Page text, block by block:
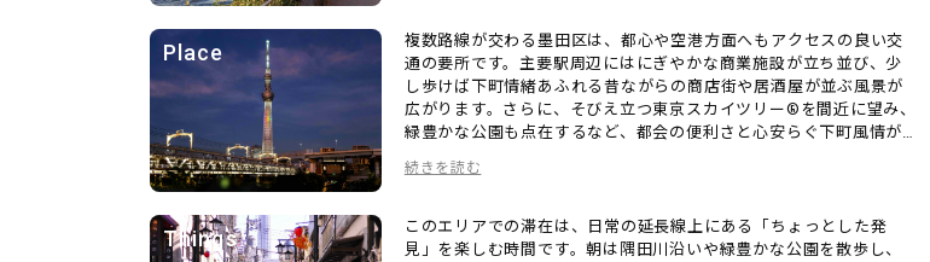
Place
複数路線が交わる墨田区は、都心や空港方面へもアクセスの良い交
通の要所です。主要駅周辺にはにぎやかな商業施設が立ち並び、少
し歩けば下町情緒あふれる昔ながらの商店街や居酒屋が並ぶ風景が
広がります。さらに、そびえ立つ東京スカイツリー®を間近に望み、
緑豊かな公園も点在するなど、都会の便利さと心安らぐ下町風情が
続きを読む
Things
このエリアでの滞在は、日常の延長線上にある「ちょっとした発
見」を楽しむ時間です。朝は隅田川沿いや緑豊かな公園を散歩し、